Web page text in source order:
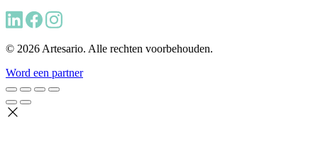
© 2026 Artesario. Alle rechten voorbehouden.
Word een partner